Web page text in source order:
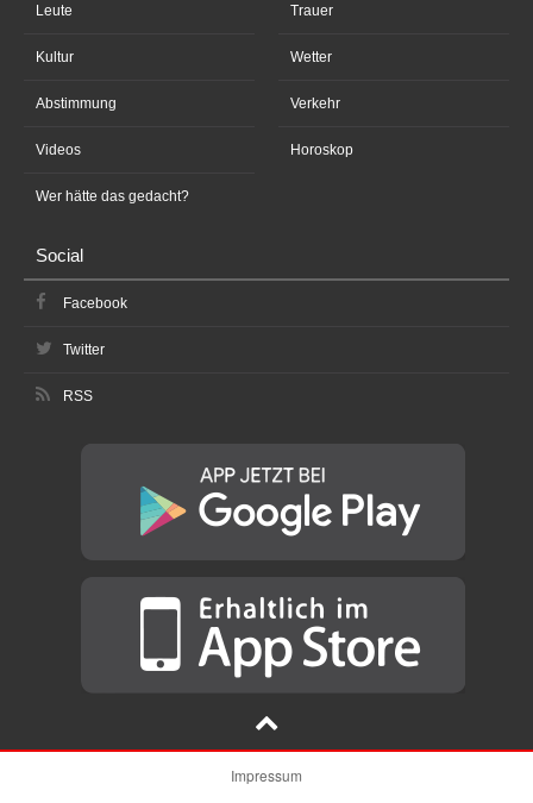
Leute
Kultur
Abstimmung
Videos
Wer hätte das gedacht?
Trauer
Wetter
Verkehr
Horoskop
Social
Facebook
Twitter
RSS
Impressum